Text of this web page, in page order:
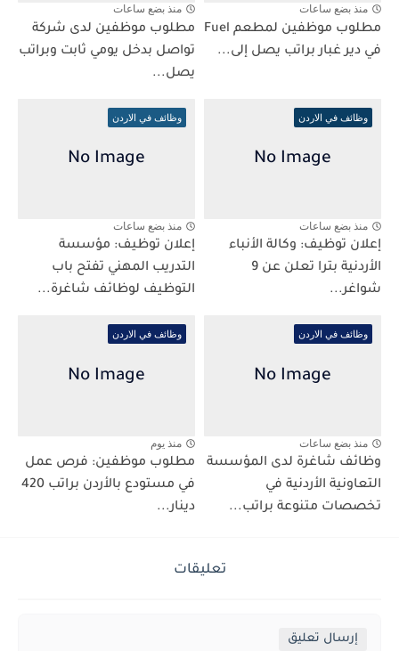
منذ بضع ساعات
مطلوب موظفين لمطعم Fuel
في دير غبار براتب يصل إلى...
منذ بضع ساعات
مطلوب موظفين لدى شركة
تواصل بدخل يومي ثابت وبراتب
يصل...
وظائف في الاردن
منذ بضع ساعات
إعلان توظيف: وكالة الأنباء
الأردنية بترا تعلن عن 9
شواغر...
وظائف في الاردن
منذ بضع ساعات
إعلان توظيف: مؤسسة
التدريب المهني تفتح باب
التوظيف لوظائف شاغرة...
وظائف في الاردن
منذ بضع ساعات
وظائف شاغرة لدى المؤسسة
التعاونية الأردنية في
تخصصات متنوعة براتب...
وظائف في الاردن
منذ يوم
مطلوب موظفين: فرص عمل
في مستودع بالأردن براتب 420
دينار...
تعليقات
إرسال تعليق